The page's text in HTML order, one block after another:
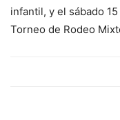
infantil, y el sábado
Torneo de Rodeo